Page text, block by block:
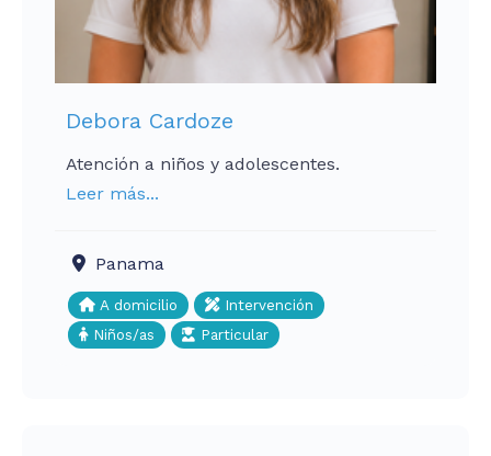
Debora Cardoze
Atención a niños y adolescentes.
Leer más...
Panama
A domicilio
Intervención
Niños/as
Particular